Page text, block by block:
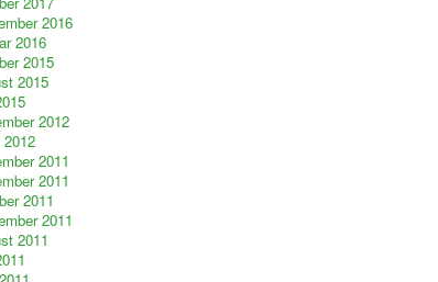
2016
2016
2015
2015
2012
2012
2011
2011
2011
2011
2011